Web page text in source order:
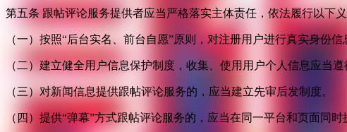
第五条 跟帖评论服务提供者应当严格落实主体责任，依法履行以下义
（一）按照“后台实名、前台自愿”原则，对注册用户进行真实身份
（二）建立健全用户信息保护制度，收集、使用用户个人信息应当
（三）对新闻信息提供跟帖评论服务的，应当建立先审后发制度。
（四）提供“弹幕”方式跟帖评论服务的，应当在同一平台和页面同